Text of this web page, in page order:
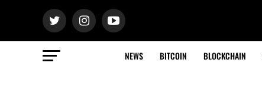
NEWS BITCOIN BLOCKCHAIN